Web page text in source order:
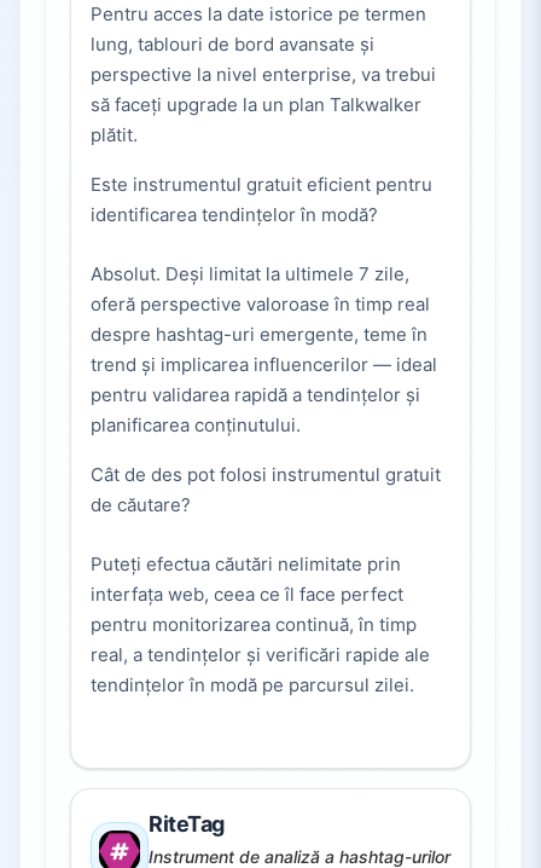
Pentru acces la date istorice pe termen
lung, tablouri de bord avansate și
perspective la nivel enterprise, va trebui
să faceți upgrade la un plan Talkwalker
plătit.
Este instrumentul gratuit eficient pentru
identificarea tendințelor în modă?
Absolut. Deși limitat la ultimele 7 zile,
oferă perspective valoroase în timp real
despre hashtag-uri emergente, teme în
trend și implicarea influencerilor — ideal
pentru validarea rapidă a tendințelor și
planificarea conținutului.
Cât de des pot folosi instrumentul gratuit
de căutare?
Puteți efectua căutări nelimitate prin
interfața web, ceea ce îl face perfect
pentru monitorizarea continuă, în timp
real, a tendințelor și verificări rapide ale
tendințelor în modă pe parcursul zilei.
RiteTag
Instrument de analiză a hashtag-urilor